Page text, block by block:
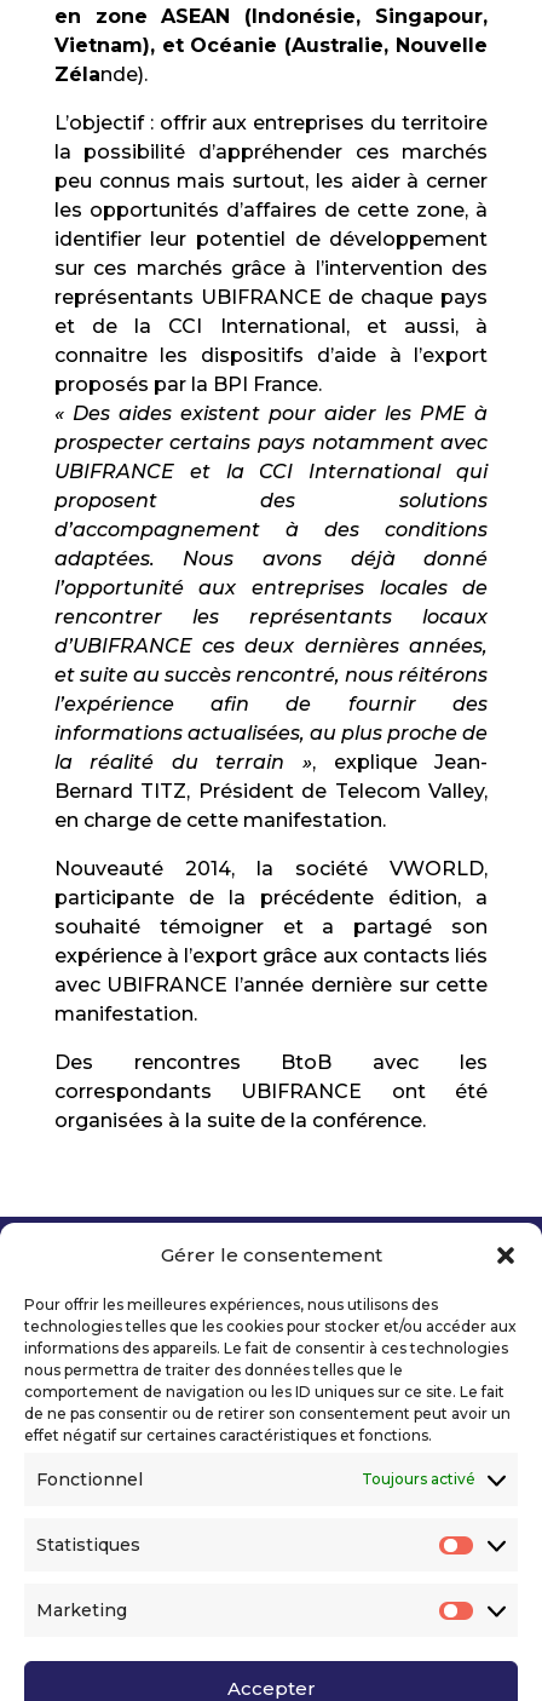
Gérer le consentement
Pour offrir les meilleures expériences, nous utilisons des
technologies telles que les cookies pour stocker et/ou accéder aux
informations des appareils. Le fait de consentir à ces technologies
nous permettra de traiter des données telles que le
comportement de navigation ou les ID uniques sur ce site. Le fait
de ne pas consentir ou de retirer son consentement peut avoir un
effet négatif sur certaines caractéristiques et fonctions.
Fonctionnel Toujours activé
Statistiques
Marketing
Accepter
en zone ASEAN (Indonésie, Singapour,
Vietnam), et Océanie (Australie, Nouvelle
Zélande).
L’objectif : offrir aux entreprises du territoire
la possibilité d’appréhender ces marchés
peu connus mais surtout, les aider à cerner
les opportunités d’affaires de cette zone, à
identifier leur potentiel de développement
sur ces marchés grâce à l’intervention des
représentants UBIFRANCE de chaque pays
et de la CCI International, et aussi, à
connaitre les dispositifs d’aide à l’export
proposés par la BPI France.
« Des aides existent pour aider les PME à
prospecter certains pays notamment avec
UBIFRANCE et la CCI International qui
proposent des solutions
d’accompagnement à des conditions
adaptées. Nous avons déjà donné
l’opportunité aux entreprises locales de
rencontrer les représentants locaux
d’UBIFRANCE ces deux dernières années,
et suite au succès rencontré, nous réitérons
l’expérience afin de fournir des
informations actualisées, au plus proche de
la réalité du terrain », explique Jean-
Bernard TITZ, Président de Telecom Valley,
en charge de cette manifestation.
Nouveauté 2014, la société VWORLD,
participante de la précédente édition, a
souhaité témoigner et a partagé son
expérience à l’export grâce aux contacts liés
avec UBIFRANCE l’année dernière sur cette
manifestation.
Des rencontres BtoB avec les
correspondants UBIFRANCE ont été
organisées à la suite de la conférence.
Mentions légales
Politique de confidentialité
Déclaration d’accessibilité numérique
Ils nous soutiennent